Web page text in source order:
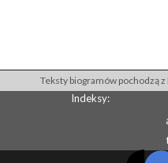
Teksty biogramów pochodzą
Indeksy: